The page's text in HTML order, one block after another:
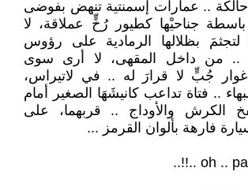
حالكة .. عمارات إسمنتية تنهض بفوضى
جناحيْها كطيور رُخٍّ عملاقة، لا
بظلالها الرمادية على رؤوس
.. من داخل المقهى، لا أرى سوى
كأغوار جُبٍّ لا قرارَ له .. في لاتيراس،
.. فتاة تداعب كانيشَهَا الصغير أمام
الكرش والأوداج .. قربهما، على
فارهة بألوان القرمز ...